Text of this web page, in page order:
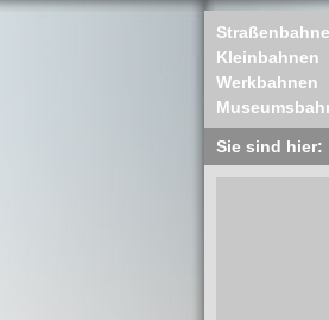
Kleinbahnen
Werkbahnen
Sie sind hier: